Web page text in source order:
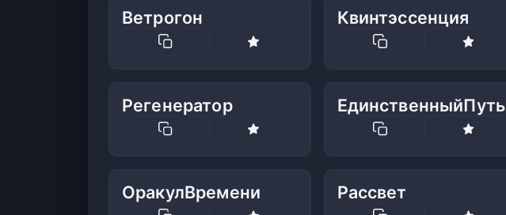
Ветрогон Квинтэссенция
Регенератор ЕдинственныйПуть
ОракулВремени Рассвет